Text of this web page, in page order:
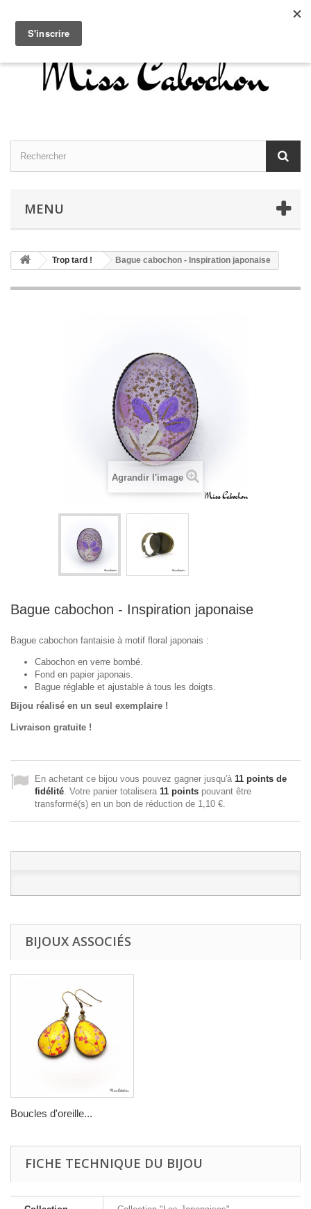
Connexion
MENU
Trop tard ! Bague cabochon - Inspiration japonaise
Agrandir l'image
Bague cabochon - Inspiration japonaise
Bague cabochon fantaisie à motif floral japonais :
Cabochon en verre bombé.
Fond en papier japonais.
Bague réglable et ajustable à tous les doigts.
Bijou réalisé en un seul exemplaire !
Livraison gratuite !
En achetant ce bijou vous pouvez gagner jusqu'à 11 points de
fidélité. Votre panier totalisera 11 points pouvant être
transformé(s) en un bon de réduction de 1,10 €.
BIJOUX ASSOCIÉS
Boucles d'oreille...
FICHE TECHNIQUE DU BIJOU